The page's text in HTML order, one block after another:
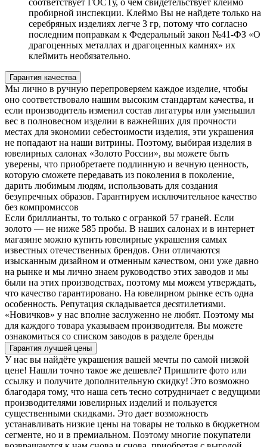
пробирной инспекции. Клеймо Вы не найдете только на
серебряных изделиях легче 3 гр, потому что согласно
последним поправкам к Федеральный закон №41-ФЗ «О
драгоценных металлах и драгоценных камнях» их
клеймить необязательно.
Гарантия качества
Мы лично в ручную перепроверяем каждое изделие, чтобы
оно соответствовало нашим высоким стандартам качества, и
если производитель изменил состав лигатуры или уменьшил
вес в полновесном изделии в важнейших для прочности
местах для экономии себестоимости изделия, эти украшения
не попадают на наши витрины. Поэтому, выбирая изделия в
ювелирных салонах «Золото России», вы можете быть
уверены, что приобретаете подлинную и вечную ценность,
которую сможете передавать из поколения в поколение,
дарить любимым людям, использовать для создания
безупречных образов. Гарантируем исключительное качество
без компромиссов
Если бриллианты, то только с огранкой 57 граней. Если
золото — не ниже 585 пробы. В наших салонах и в интернет
магазине можно купить ювелирные украшения самых
известных отечественных брендов. Они отличаются
изысканным дизайном и отменным качеством, они уже давно
на рынке и мы лично знаем руководство этих заводов и мы
были на этих производствах, поэтому мы можем утверждать,
что качество гарантировано. На ювелирном рынке есть одна
особенность. Репутация складывается десятилетиями.
«Новичков» у нас вполне заслуженно не любят. Поэтому мы
для каждого товара указываем производителя. Вы можете
ознакомиться со списком заводов в разделе бренды
Гарантия лучшей цены
У нас вы найдёте украшения вашей мечты по самой низкой
цене! Нашли точно такое же дешевле? Пришлите фото или
ссылку и получите дополнительную скидку! Это возможно
благодаря тому, что наша сеть тесно сотрудничает с ведущими
производителями ювелирных изделий и пользуется
существенными скидками. Это дает возможность
устанавливать низкие цены на товары не только в бюджетном
сегменте, но и в премиальном. Поэтому многие покупатели